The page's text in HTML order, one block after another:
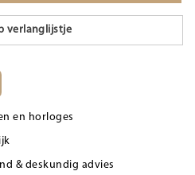
verlanglijstje
en horloges
& deskundig advies